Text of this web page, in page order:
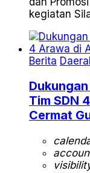
kegiatan
Berita
Tim SDN
Cermat